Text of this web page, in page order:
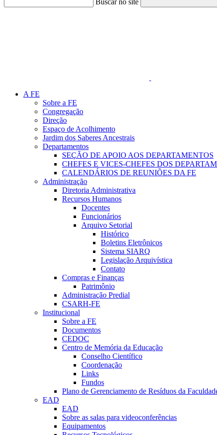
Buscar no site
A FE
Sobre a FE
Congregação
Direção
Espaço de Acolhimento
Jardim dos Saberes Ancestrais
Departamentos
SEÇÃO DE APOIO AOS DEPARTAMENTOS
CHEFES E VICES-CHEFES DOS
CALENDÁRIOS DE REUNIÕES DA FE
Administração
Diretoria Administrativa
Recursos Humanos
Docentes
Funcionários
Arquivo Setorial
Histórico
Boletins Eletrônicos
Sistema SIARQ
Legislação Arquivística
Contato
Compras e Finanças
Patrimônio
Administração Predial
CSARH-FE
Institucional
Sobre a FE
Documentos
CEDOC
Centro de Memória da Educação
Conselho Científico
Coordenação
Links
Fundos
Plano de Gerenciamento de Resíduos da
EAD
EAD
Sobre as salas para videoconferências
Equipamentos